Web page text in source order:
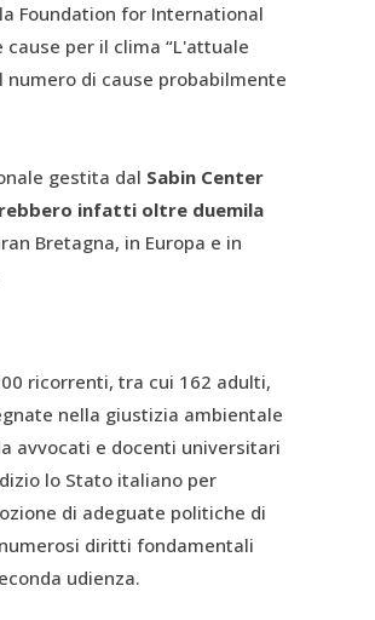
Foundation for International
per il clima “L'attuale
di cause probabilmente
gestita dal Sabin Center
infatti oltre duemila
Bretagna, in Europa e in
ricorrenti, tra cui 162 adulti,
nella giustizia ambientale
avvocati e docenti universitari
lo Stato italiano per
di adeguate politiche di
diritti fondamentali
udienza.